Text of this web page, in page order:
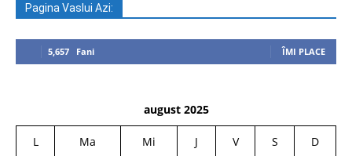
Pagina Vaslui Azi:
5,657 Fani ÎMI PLACE
august 2025
L Ma Mi J V S D